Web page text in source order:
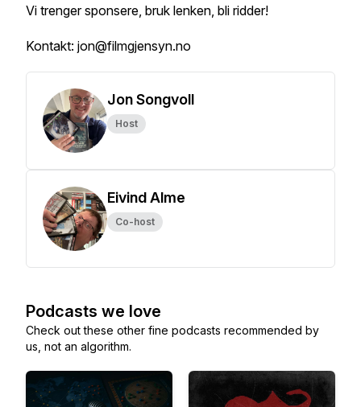
Vi trenger sponsere, bruk lenken, bli ridder!
Kontakt: jon@filmgjensyn.no
Jon Songvoll
Host
Eivind Alme
Co-host
Podcasts we love
Check out these other fine podcasts recommended by
us, not an algorithm.